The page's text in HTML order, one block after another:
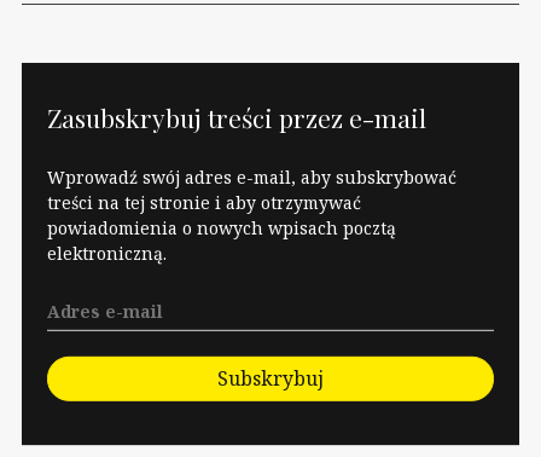
Zasubskrybuj treści przez e-mail
Wprowadź swój adres e-mail, aby subskrybować
treści na tej stronie i aby otrzymywać
powiadomienia o nowych wpisach pocztą
elektroniczną.
Subskrybuj